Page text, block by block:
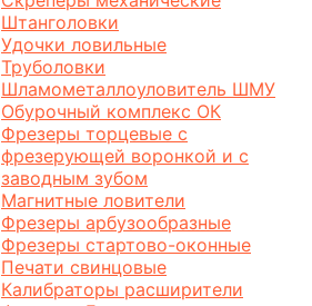
Штанголовки
Удочки ловильные
Труболовки
Шламометаллоуловитель ШМУ
Обурочный комплекс ОК
Фрезеры торцевые с
фрезерующей воронкой и с
заводным зубом
Магнитные ловители
Фрезеры арбузообразные
Фрезеры стартово-оконные
Печати свинцовые
Калибраторы расширители